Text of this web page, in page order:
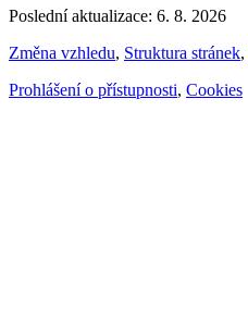
Poslední aktualizace: 6. 8. 2026
Změna vzhledu, Struktura stránek,
Prohlášení o přístupnosti, Cookies